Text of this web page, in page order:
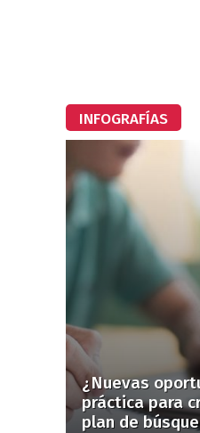
INFOGRAFÍAS
¿Nuevas
práctica para
plan de